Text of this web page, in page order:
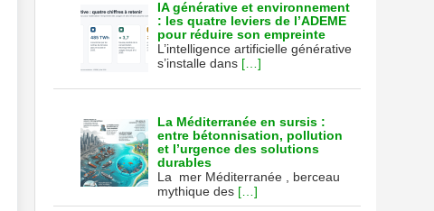
IA générative et environnement
: les quatre leviers de l’ADEME
pour réduire son empreinte
L’intelligence artificielle générative
s’installe dans […]
La Méditerranée en sursis :
entre bétonnisation, pollution
et l’urgence des solutions
durables
La mer Méditerranée , berceau
mythique des […]